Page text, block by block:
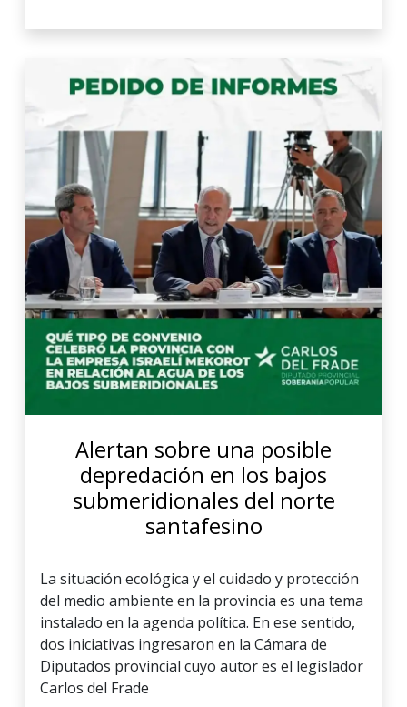
Alertan sobre una posible
depredación en los bajos
submeridionales del norte
santafesino
La situación ecológica y el cuidado y protección
del medio ambiente en la provincia es una tema
instalado en la agenda política. En ese sentido,
dos iniciativas ingresaron en la Cámara de
Diputados provincial cuyo autor es el legislador
Carlos del Frade